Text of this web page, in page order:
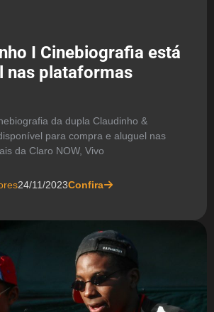
I Cinebiografia está
nas plataformas
da dupla Claudinho &
para compra e aluguel nas
da Claro NOW, Vivo
24/11/2023Confira